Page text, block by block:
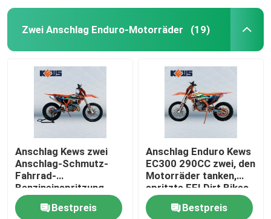
Zwei Anschlag Enduro-Motorräder (19)
Anschlag Kews zwei
Anschlag-Schmutz-
Fahrrad-
Benzineinspritzung
Enduro-Motorrad-EFI
2
Bestpreis
Anschlag Enduro Kews
EC300 290CC zwei, den
Motorräder tanken,
spritzte EFI Dirt Bikes
ein
Bestpreis